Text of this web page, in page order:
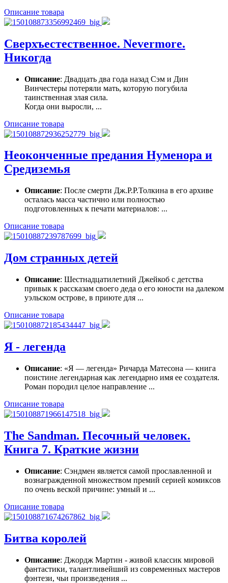
Описание товара
Сверхъестественное. Nevermore.
Никогда
Описание: Двадцать два года назад Сэм и Дин
Винчестеры потеряли мать, которую погубила
таинственная злая сила.
Когда они выросли, ...
Описание товара
Неоконченные предания Нуменора и
Средиземья
Описание: После смерти Дж.Р.Р.Толкина в его архиве
осталась масса частично или полностью
подготовленных к печати материалов: ...
Описание товара
Дом странных детей
Описание: Шестнадцатилетний Джейкоб с детства
привык к рассказам своего деда о его юности на далеком
уэльском острове, в приюте для ...
Описание товара
Я - легенда
Описание: «Я — легенда» Ричарда Матесона — книга
поистине легендарная как легендарно имя ее создателя.
Роман породил целое направление ...
Описание товара
The Sandman. Песочный человек.
Книга 7. Краткие жизни
Описание: Сэндмен является самой прославленной и
вознагражденной множеством премий серией комиксов
по очень веской причине: умный и ...
Описание товара
Битва королей
Описание: Джордж Мартин - живой классик мировой
фантастики, талантливейший из современных мастеров
фэнтези, чьи произведения ...